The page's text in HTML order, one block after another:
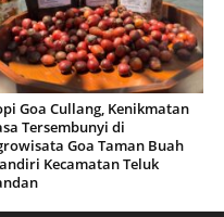
Goa Cullang, Kenikmatan
Tersembunyi di
Goa Taman Buah
Kecamatan Teluk